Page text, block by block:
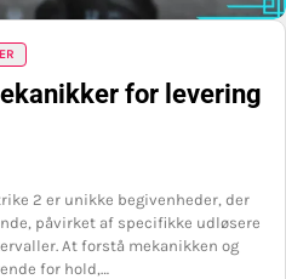
for levering
2 er unikke begivenheder, der
påvirket af specifikke udløsere
At forstå mekanikken og
for hold,…